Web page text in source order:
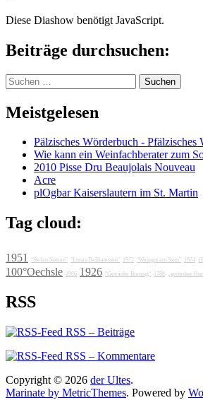
Diese Diashow benötigt JavaScript.
Beiträge durchsuchen:
Suchen
nach:
Meistgelesen
Pälzisches Wörderbuch - Pfälzisches
Wie kann ein Weinfachberater zum
2010 Pisse Dru Beaujolais Nouveau
Acre
plOgbar Kaiserslautern im St. Martin
Tag cloud:
1951 "Stefan Sattran" "Lunas Delikatessen" 1972 "Weingut am Stein" 1974
100°Oechsle 1986 1926 "Getränke Breunig" 1788 „grotesker
RSS
RSS – Beiträge
RSS – Kommentare
Copyright © 2026 der Ultes.
Marinate by MetricThemes. Powered by